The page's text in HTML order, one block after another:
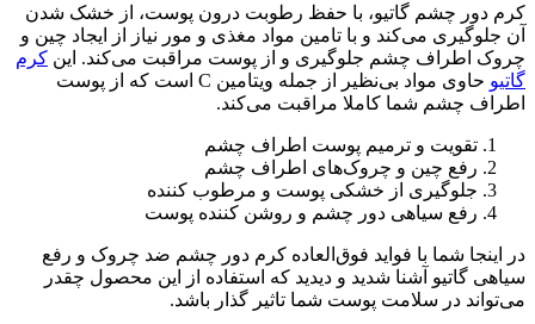
کرم دور چشم گاتیو، با حفظ رطوبت درون پوست، از خشک شدن
آن جلوگیری می‌کند و با تامین مواد مغذی و مور نیاز از ایجاد چین و
چروک اطراف چشم جلوگیری و از پوست مراقبت می‌کند. این کرم
گاتیو
حاوی مواد بی‌نظیر از جمله ویتامین C است که از پوست
اطراف چشم شما کاملا مراقبت می‌کند.
تقویت و ترمیم پوست اطراف چشم
رفع چین و چروک‌های اطراف چشم
جلوگیری از خشکی پوست و مرطوب کننده
رفع سیاهی دور چشم و روشن کننده پوست
در اینجا شما با فواید فوق‌العاده کرم دور چشم ضد چروک و رفع
سیاهی گاتیو آشنا شدید و دیدید که استفاده از این محصول چقدر
می‌تواند در سلامت پوست شما تاثیر گذار باشد.